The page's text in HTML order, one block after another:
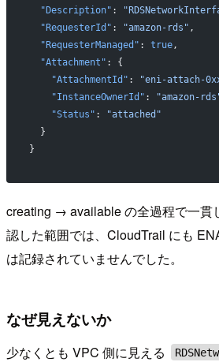
  "Description"
:
  "RequesterId"
: "amazon-rds" ,
  "RequesterManaged"
: true,
  "Attachment"
: {
    "AttachmentId"
: "eni-attach-
    "InstanceOwnerId"
: "amazon-
    "Status"
:
"attached"
  }
}
creating → available の全過程で一貫
認した範囲では、CloudTrail にも
は記録されていませんでした。
なぜ見えないか
少なくとも VPC 側に見える